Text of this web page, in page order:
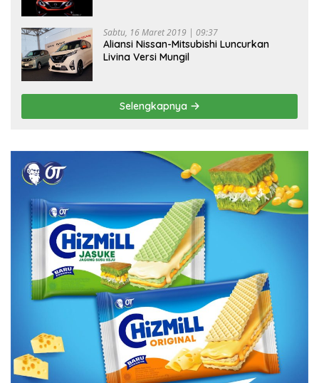
Sabtu, 16 Maret 2019 | 09:37
Aliansi Nissan-Mitsubishi Luncurkan
Livina Versi Mungil
Selengkapnya